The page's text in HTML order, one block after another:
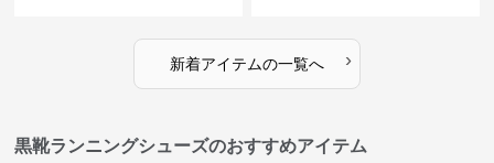
新着アイテムの一覧へ ›
黒靴ランニングシューズのおすすめアイテム